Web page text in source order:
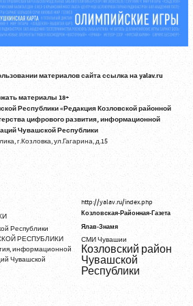
материалов сайта ссылка на yalav.ru
материалы 18+
Республики «Редакция Козловской районной
цифрового развития, информационной
Чувашской Республики
г.Козловка, ул.Гагарина, д.15
Республики
РЕСПУБЛИКИ
информационной
Чувашской
http://yalav.ru/index.php
Козловская-Районная-Газета
Ялав-Знамя
СМИ Чувашии
Козловский район
Чувашской
Республики